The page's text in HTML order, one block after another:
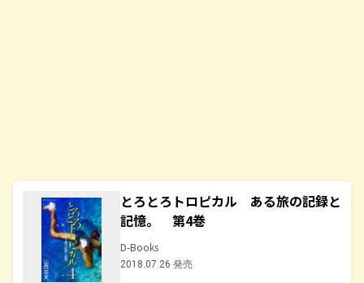
とろとろトロピカル ある旅の記録と
記憶。 第4巻
D-Books
2018.07.26 発売